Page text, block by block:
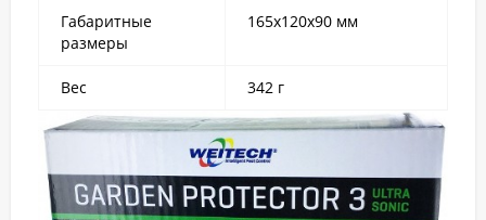
Габаритные
размеры
165х120х90 мм
Вес 342 г